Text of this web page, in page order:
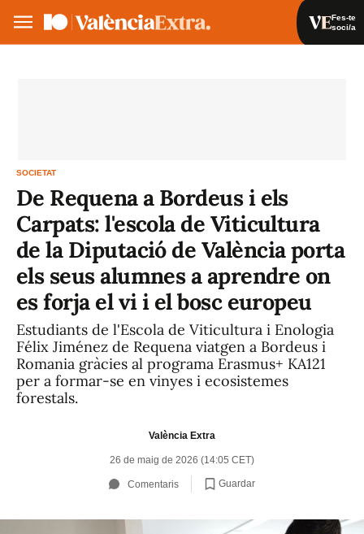
Fes-te
soci/a
SOCIETAT
De Requena a Bordeus i els
Carpats: l'escola de Viticultura
de la Diputació de València porta
els seus alumnes a aprendre on
es forja el vi i el bosc europeu
Estudiants de l'Escola de Viticultura i Enologia
Félix Jiménez de Requena viatgen a Bordeus i
Romania gràcies al programa Erasmus+ KA121
per a formar-se en vinyes i ecosistemes
forestals.
València Extra
26 de maig de 2026 (14:05 CET)
Comentaris Guardar